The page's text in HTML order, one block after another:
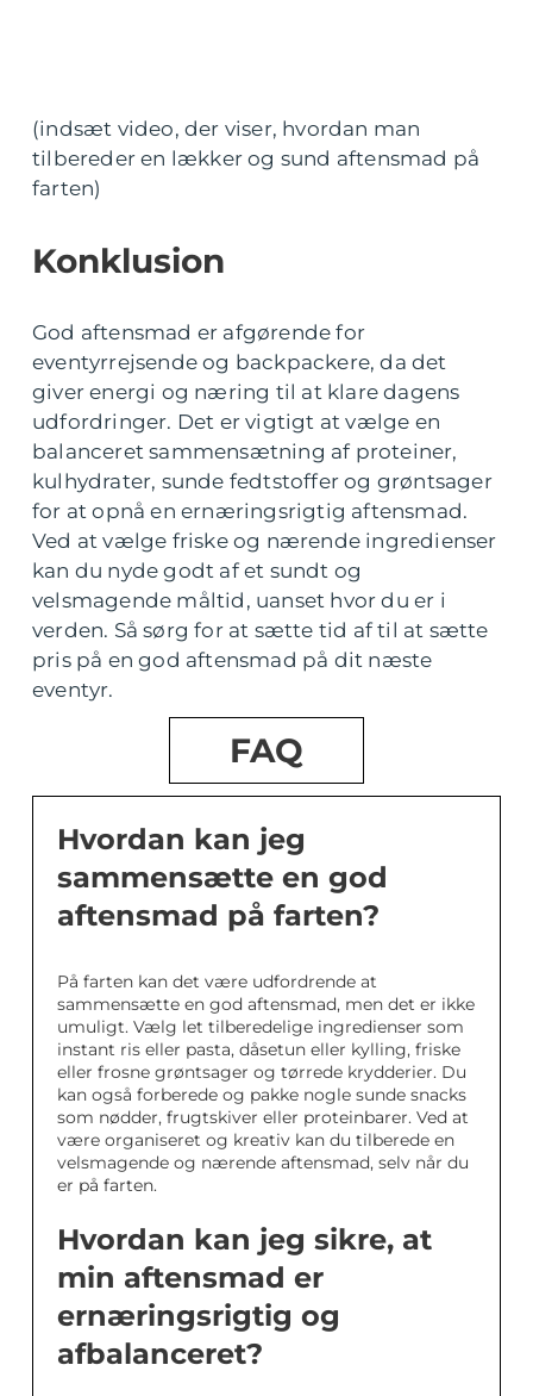
(indsæt video, der viser, hvordan man
tilbereder en lækker og sund aftensmad på
farten)
Konklusion
God aftensmad er afgørende for
eventyrrejsende og backpackere, da det
giver energi og næring til at klare dagens
udfordringer. Det er vigtigt at vælge en
balanceret sammensætning af proteiner,
kulhydrater, sunde fedtstoffer og grøntsager
for at opnå en ernæringsrigtig aftensmad.
Ved at vælge friske og nærende ingredienser
kan du nyde godt af et sundt og
velsmagende måltid, uanset hvor du er i
verden. Så sørg for at sætte tid af til at sætte
pris på en god aftensmad på dit næste
eventyr.
FAQ
Hvordan kan jeg
sammensætte en god
aftensmad på farten?
På farten kan det være udfordrende at
sammensætte en god aftensmad, men det er ikke
umuligt. Vælg let tilberedelige ingredienser som
instant ris eller pasta, dåsetun eller kylling, friske
eller frosne grøntsager og tørrede krydderier. Du
kan også forberede og pakke nogle sunde snacks
som nødder, frugtskiver eller proteinbarer. Ved at
være organiseret og kreativ kan du tilberede en
velsmagende og nærende aftensmad, selv når du
er på farten.
Hvordan kan jeg sikre, at
min aftensmad er
ernæringsrigtig og
afbalanceret?